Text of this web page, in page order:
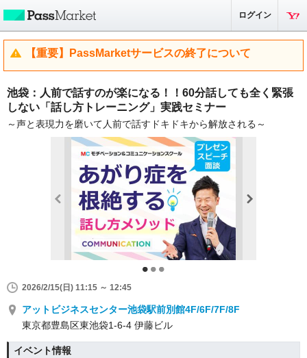
ログイン
【重要】PassMarketサービスの終了について
池袋：人前で話すのが楽になる！！60分話しても全く緊張
しない「話し方トレーニング」実践セミナー
～声と表現力を磨いて人前で話すドキドキから解放される～
2026/2/15(日) 11:15 ～ 12:45
アットビジネスセンター池袋駅前別館4F/6F/7F/8F
東京都豊島区東池袋1-6-4 伊藤ビル
イベント情報